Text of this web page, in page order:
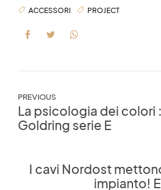
ACCESSORI PROJECT
PREVIOUS
La psicologia dei colori
Goldring serie E
I cavi Nordost
impianto!